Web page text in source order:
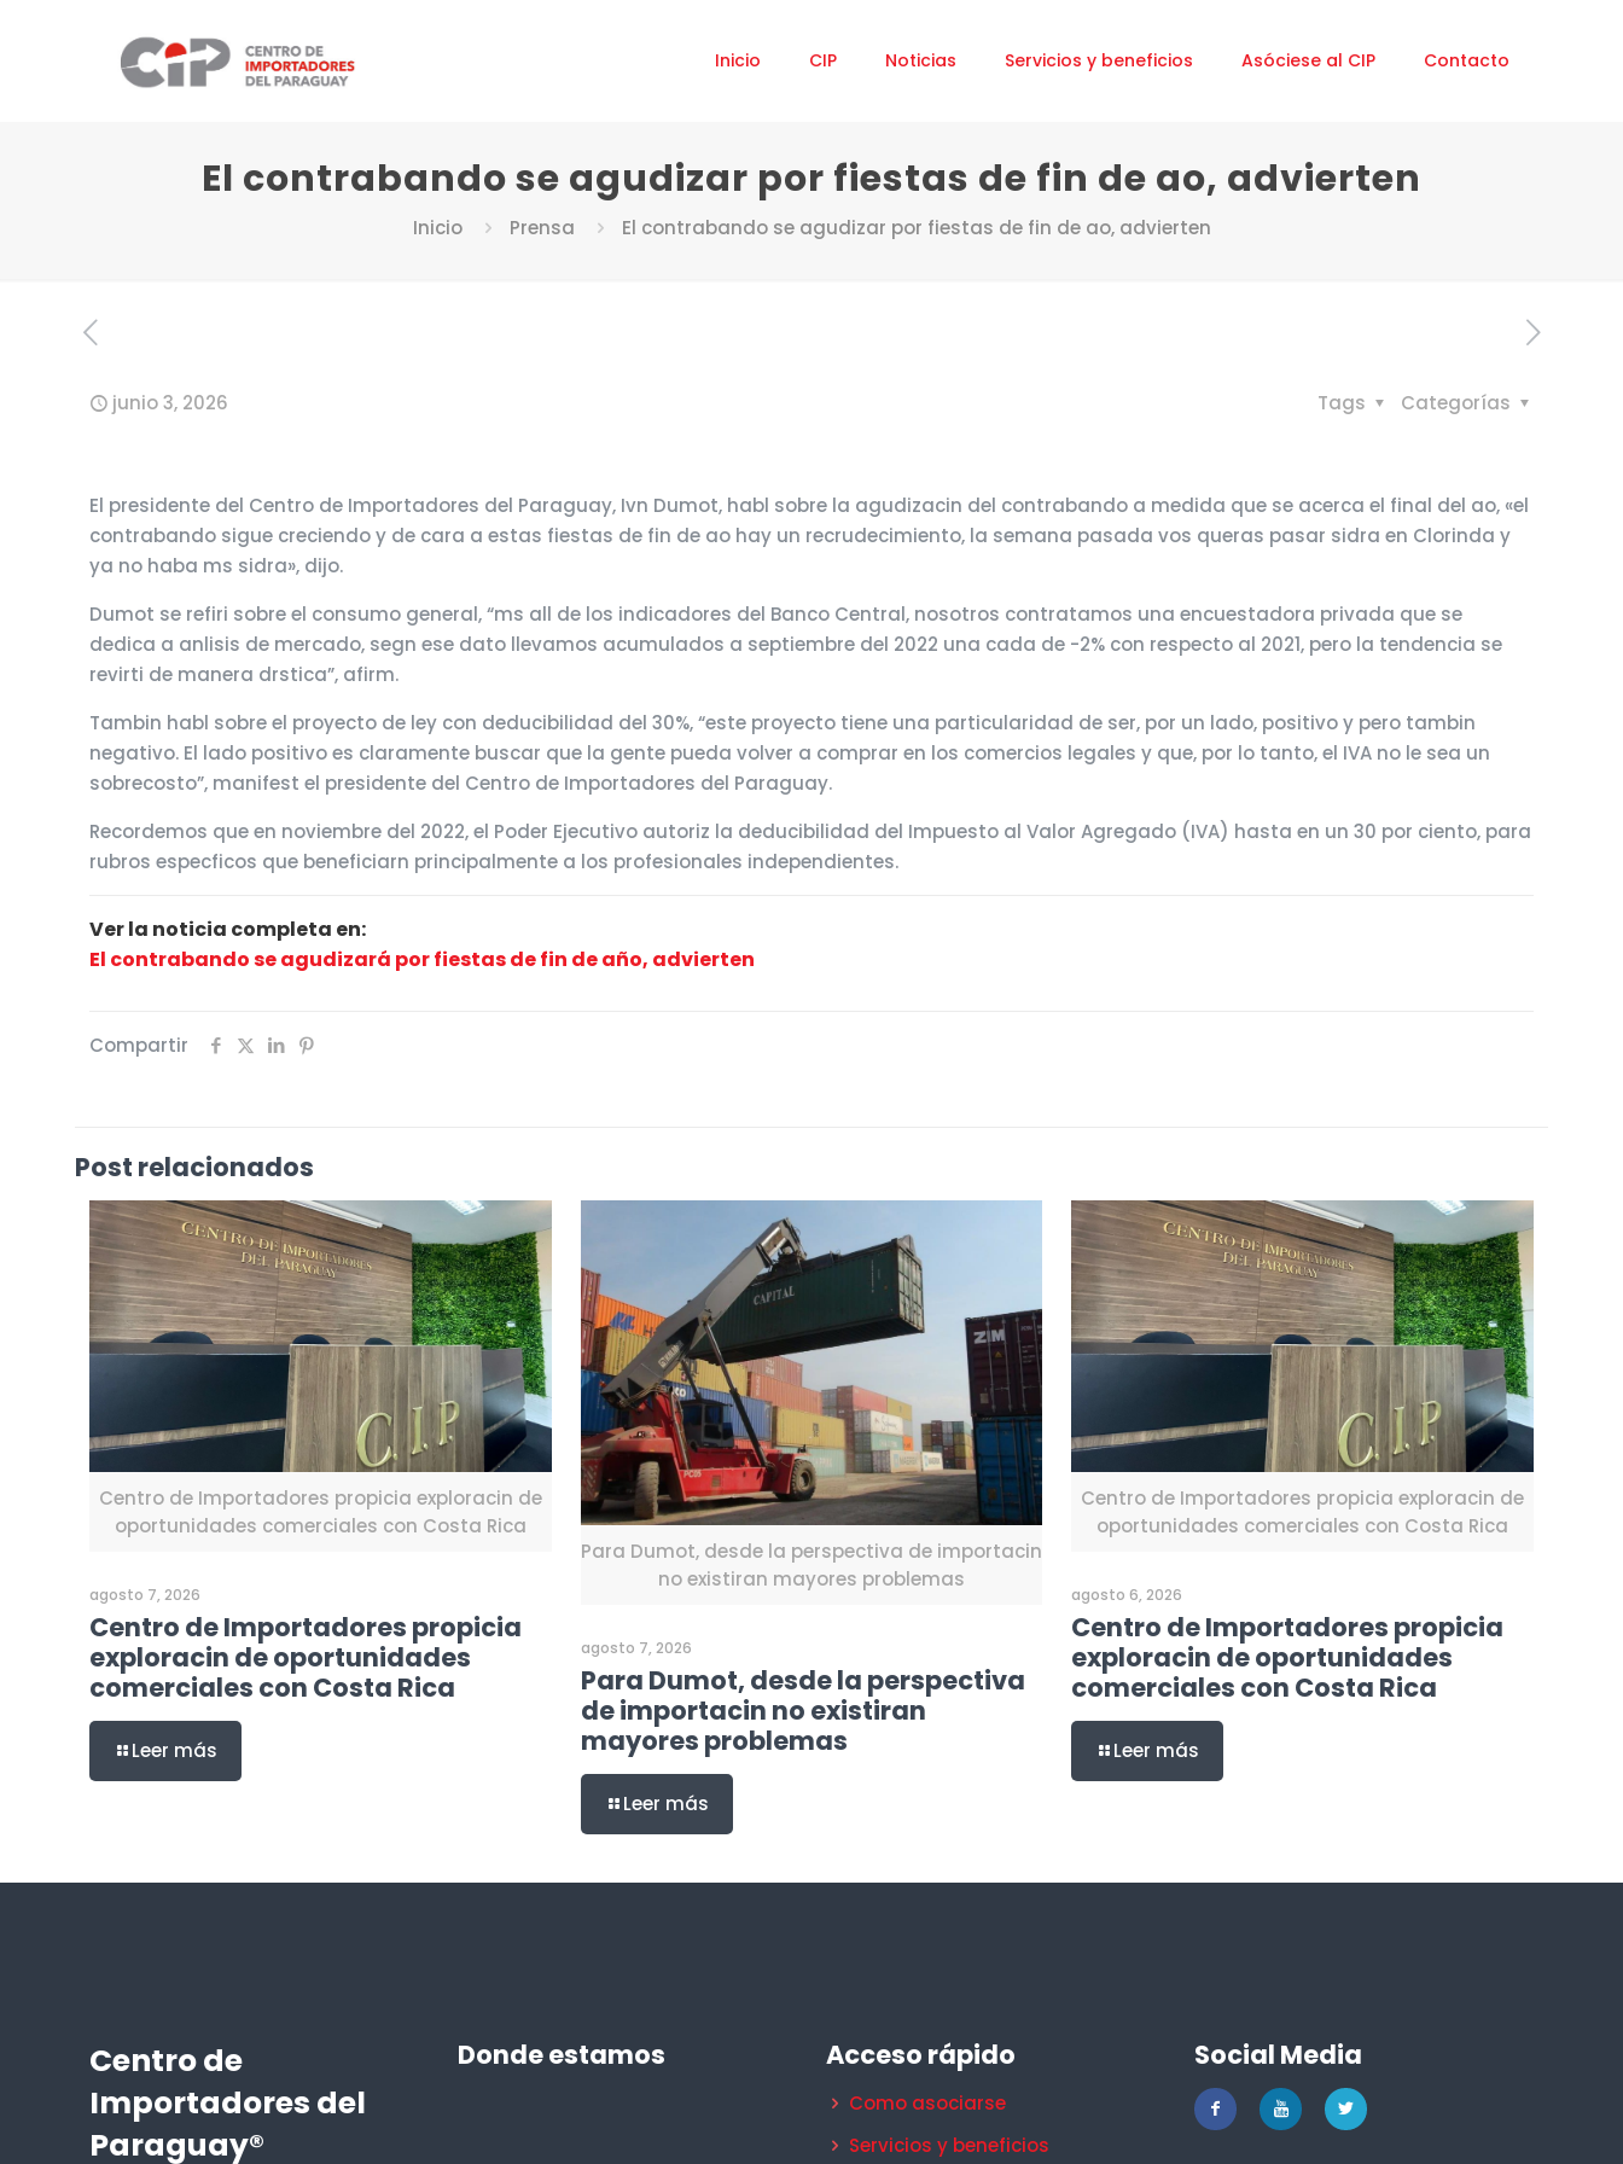
Inicio CIP Noticias Servicios y beneficios Asóciese al CIP Contacto
El contrabando se agudizar por fiestas de fin de ao, advierten
Inicio Prensa El contrabando se agudizar por fiestas de fin de ao, advierten
junio 3, 2026 Categorías
Tags
El presidente del Centro de Importadores del Paraguay, Ivn Dumot, habl sobre la agudizacin del contrabando a medida que se acerca el final del ao, «el
contrabando sigue creciendo y de cara a estas fiestas de fin de ao hay un recrudecimiento, la semana pasada vos queras pasar sidra en Clorinda y
ya no haba ms sidra», dijo.
Dumot se refiri sobre el consumo general, “ms all de los indicadores del Banco Central, nosotros contratamos una encuestadora privada que se
dedica a anlisis de mercado, segn ese dato llevamos acumulados a septiembre del 2022 una cada de -2% con respecto al 2021, pero la tendencia se
revirti de manera drstica”, afirm.
Tambin habl sobre el proyecto de ley con deducibilidad del 30%, “este proyecto tiene una particularidad de ser, por un lado, positivo y pero tambin
negativo. El lado positivo es claramente buscar que la gente pueda volver a comprar en los comercios legales y que, por lo tanto, el IVA no le sea un
sobrecosto”, manifest el presidente del Centro de Importadores del Paraguay.
Recordemos que en noviembre del 2022, el Poder Ejecutivo autoriz la deducibilidad del Impuesto al Valor Agregado (IVA) hasta en un 30 por ciento, para
rubros especficos que beneficiarn principalmente a los profesionales independientes.
Ver la noticia completa en:
El contrabando se agudizará por fiestas de fin de año, advierten
Compartir
Post relacionados
Centro de Importadores propicia exploracin de
oportunidades comerciales con Costa Rica
agosto 7, 2026
Centro de Importadores propicia
exploracin de oportunidades
comerciales con Costa Rica
Leer más
Para Dumot, desde la perspectiva de importacin
no existiran mayores problemas
agosto 7, 2026
Para Dumot, desde la perspectiva
de importacin no existiran
mayores problemas
Leer más
Centro de Importadores propicia exploracin de
oportunidades comerciales con Costa Rica
agosto 6, 2026
Centro de Importadores propicia
exploracin de oportunidades
comerciales con Costa Rica
Leer más
Centro de
Importadores del
Paraguay®
Donde estamos Acceso rápido
Como asociarse
Servicios y beneficios
Social Media